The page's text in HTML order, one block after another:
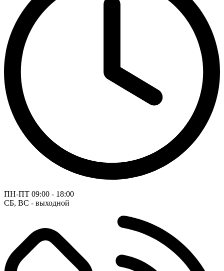
ПН-ПТ 09:00 - 18:00
СБ, ВС - выходной